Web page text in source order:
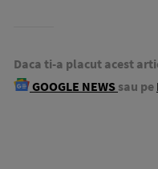
Daca ti-a placut acest
GOOGLE NEWS sau pe